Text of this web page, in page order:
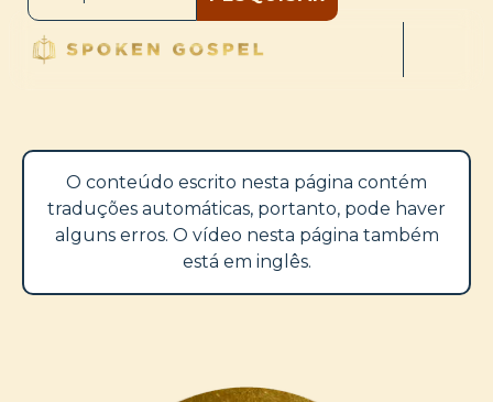
O conteúdo escrito nesta página contém
traduções automáticas, portanto, pode haver
alguns erros. O vídeo nesta página também
está em inglês.